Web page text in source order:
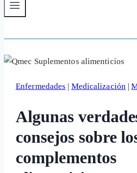
Enfermedades | Medicalización|
Algunas
consejos sobre
complementos